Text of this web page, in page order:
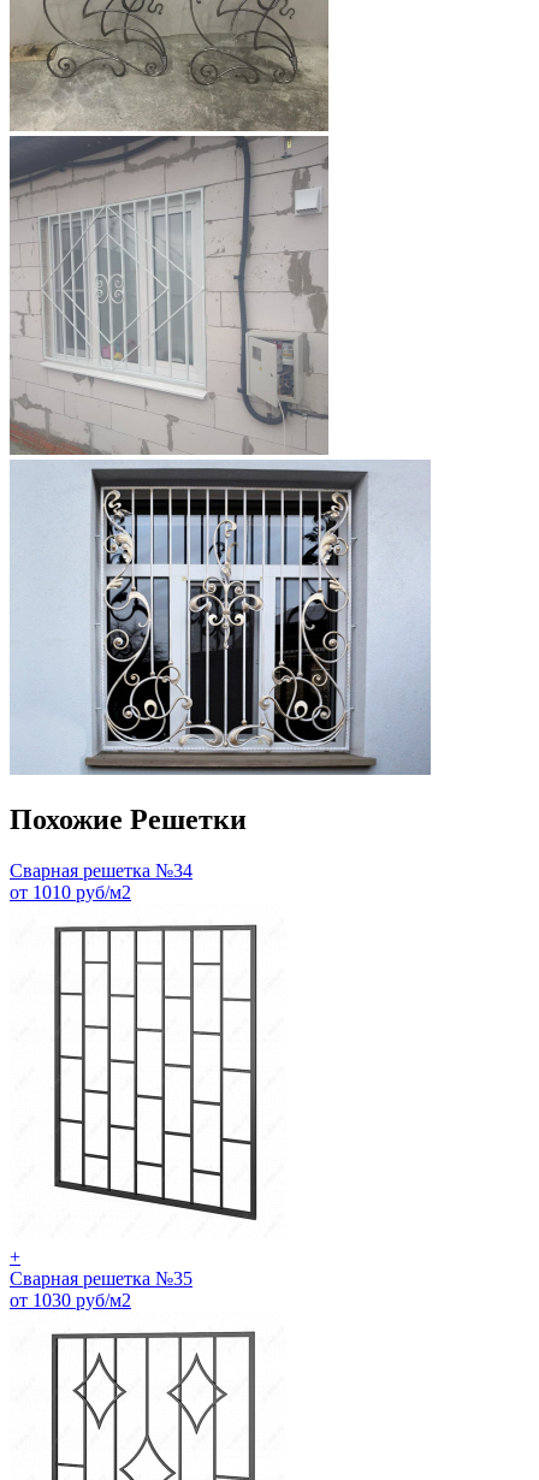
Похожие Решетки
Сварная решетка №34
от 1010 руб/м2
+
Сварная решетка №35
от 1030 руб/м2